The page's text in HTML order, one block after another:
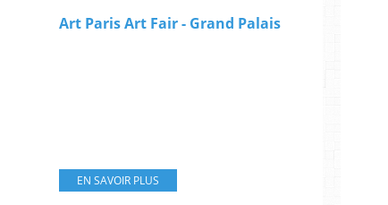
Art Paris Art Fair - Grand Palais
EN SAVOIR PLUS